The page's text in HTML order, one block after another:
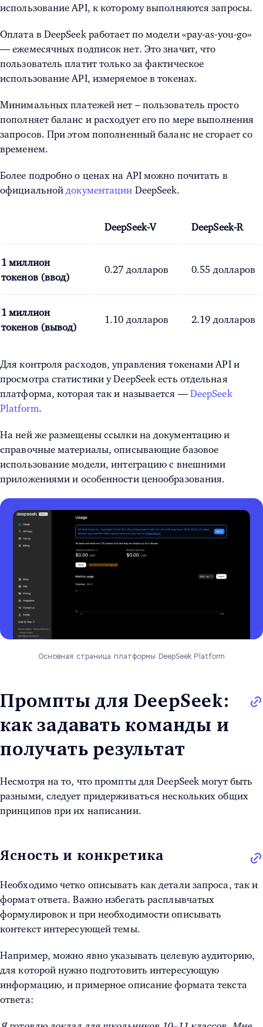
использование API, к которому выполняются запросы.
Оплата в DeepSeek работает по модели «pay-as-you-go»
— ежемесячных подписок нет. Это значит, что
пользователь платит только за фактическое
использование API, измеряемое в токенах.
Минимальных платежей нет – пользователь просто
пополняет баланс и расходует его по мере выполнения
запросов. При этом пополненный баланс не сгорает со
временем.
Более подробно о ценах на API можно почитать в
официальнойдокументации DeepSeek.
DeepSeek-V DeepSeek-R
1 миллион
токенов (ввод)
0.27 долларов 0.55 долларов
1 миллион
токенов (вывод)
1.10 долларов 2.19 долларов
Для контроля расходов, управления токенами API и
просмотра статистики у DeepSeek есть отдельная
платформа, которая так и называется — DeepSeek
Platform.
На ней же размещены ссылки на документацию и
справочные материалы, описывающие базовое
использование модели, интеграцию с внешними
приложениями и особенности ценообразования.
Основная страница платформы DeepSeek Platform
Промпты для DeepSeek:
как задавать команды и
получать результат
Несмотря на то, что промпты для DeepSeek могут быть
разными, следует придерживаться нескольких общих
принципов при их написании.
Ясность и конкретика
Необходимо четко описывать как детали запроса, так и
формат ответа. Важно избегать расплывчатых
формулировок и при необходимости описывать
контекст интересующей темы.
Например, можно явно указывать целевую аудиторию,
для которой нужно подготовить интересующую
информацию, и примерное описание формата текста
ответа: